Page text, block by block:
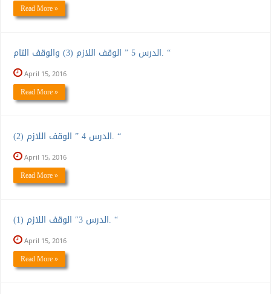
Read More »
الدرس 5 ” الوقف اللازم (3) والوقف التام. “
April 15, 2016
Read More »
الدرس 4 ” الوقف اللازم (2). “
April 15, 2016
Read More »
الدرس 3″ الوقف اللازم (1). “
April 15, 2016
Read More »